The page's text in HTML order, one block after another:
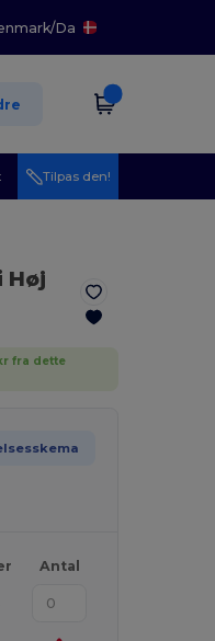
/Da
Tilpas den!
Høj
fra dette
Antal